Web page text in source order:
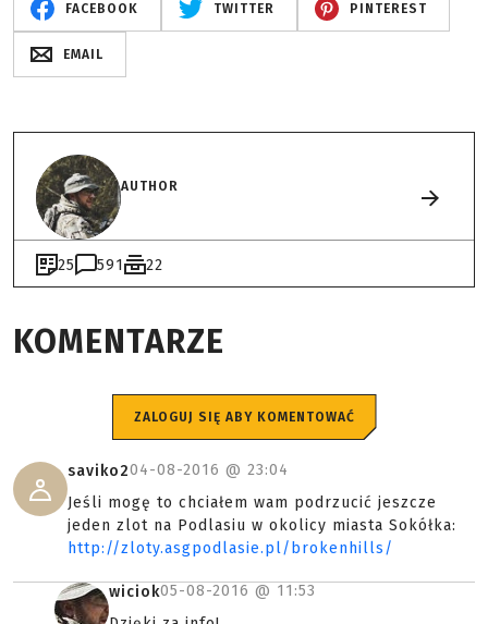
FACEBOOK TWITTER PINTEREST
EMAIL
AUTHOR
25 591 22
KOMENTARZE
ZALOGUJ SIĘ ABY KOMENTOWAĆ
saviko204-08-2016 @ 23:04
Jeśli mogę to chciałem wam podrzucić jeszcze
jeden zlot na Podlasiu w okolicy miasta Sokółka:
http://zloty.asgpodlasie.pl/brokenhills/
wiciok05-08-2016 @ 11:53